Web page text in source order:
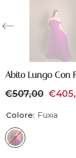
Abito Lungo Con
€507,00
Colore: Fuxia